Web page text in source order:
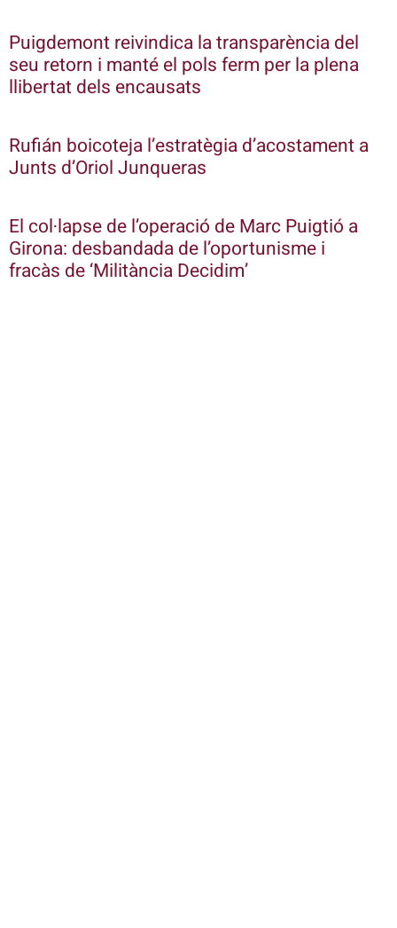
Puigdemont reivindica la transparència del
seu retorn i manté el pols ferm per la plena
llibertat dels encausats
Rufián boicoteja l’estratègia d’acostament a
Junts d’Oriol Junqueras
El col·lapse de l’operació de Marc Puigtió a
Girona: desbandada de l’oportunisme i
fracàs de ‘Militància Decidim’